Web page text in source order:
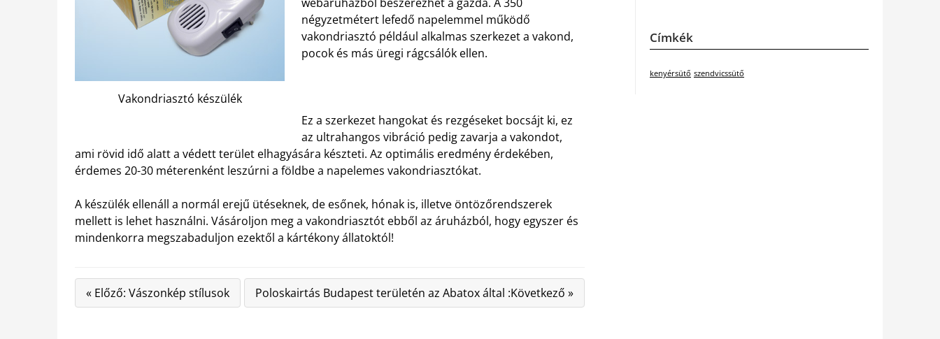
Vakondriasztó készülék
négyzetmétert lefedő napelemmel működő
vakondriasztó például alkalmas szerkezet a vakond,
pocok és más üregi rágcsálók ellen.
Ez a szerkezet hangokat és rezgéseket bocsájt ki, ez
az ultrahangos vibráció pedig zavarja a vakondot,
ami rövid idő alatt a védett terület elhagyására készteti. Az optimális eredmény érdekében,
érdemes 20-30 méterenként leszúrni a földbe a napelemes vakondriasztókat.
A készülék ellenáll a normál erejű ütéseknek, de esőnek, hónak is, illetve öntözőrendszerek
mellett is lehet használni. Vásároljon meg a vakondriasztót ebből az áruházból, hogy egyszer és
mindenkorra megszabaduljon ezektől a kártékony állatoktól!
« Előző: Vászonkép stílusok Poloskairtás Budapest területén az Abatox által :Következő »
Címkék
kenyérsütő szendvicssütő